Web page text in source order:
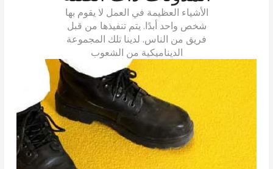
الأشياء العظيمة في العمل لا يقوم بها
شخص واحد أبدًا. يتم تنفيذها من قبل
فريق من الناس. لدينا تلك المجموعة
الديناميكية من الشعوب